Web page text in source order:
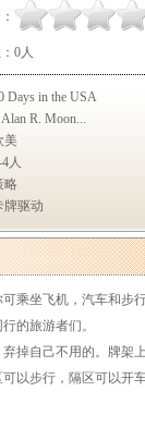
0人
Days in the USA
R. Moon...
美
人
略
牌驱动
乘坐飞机，汽车和步
的旅游者们。
掉自己不用的。牌架
以步行，隔区可以开